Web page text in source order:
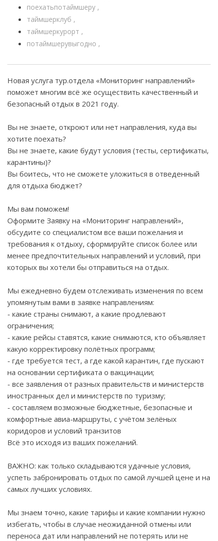
поехатьпотаймшеру
таймшерклуб
таймшеркурорт
потаймшерувыгодно
Новая услуга тур.отдела «Мониторинг направлений»
поможет многим всё же осуществить качественный и
безопасный отдых в 2021 году.
Вы не знаете, откроют или нет направления, куда вы
хотите поехать?
Вы не знаете, какие будут условия (тесты, сертификаты,
карантины)?
Вы боитесь, что не сможете уложиться в отведенный
для отдыха бюджет?
Мы вам поможем!
Оформите Заявку на «Мониторинг направлений»,
обсудите со специалистом все ваши пожелания и
требования к отдыху, сформируйте список более или
менее предпочтительных направлений и условий, при
которых вы хотели бы отправиться на отдых.
Мы ежедневно будем отслеживать изменения по всем
упомянутым вами в заявке направлениям:
- какие страны снимают, а какие продлевают
ограничения;
- какие рейсы ставятся, какие снимаются, кто объявляет
какую корректировку полётных программ;
- где требуется тест, а где какой карантин, где пускают
на основании сертификата о вакцинации;
- все заявления от разных правительств и министерств
иностранных дел и министерств по туризму;
- составляем возможные бюджетные, безопасные и
комфортные авиа-маршруты, с учётом зелёных
коридоров и условий транзитов
Всё это исходя из ваших пожеланий.
ВАЖНО: как только складываются удачные условия,
успеть забронировать отдых по самой лучшей цене и на
самых лучших условиях.
Мы знаем точно, какие тарифы и какие компании нужно
избегать, чтобы в случае неожиданной отмены или
переноса дат или направлений не потерять или не